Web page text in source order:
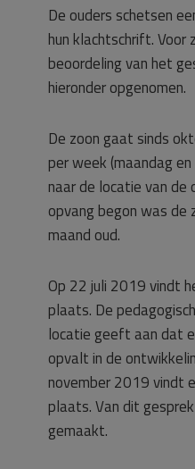
De ouders schetsen
hun klachtschrift. Voor
beoordeling van het
hieronder opgenomen.
De zoon gaat sinds
per week (maandag
naar de locatie van de
opvang begon was de
maand oud.
Op 22 juli 2019 vindt
plaats. De
locatie geeft aan dat
opvalt in de
november 2019 vindt
plaats. Van dit
gemaakt.